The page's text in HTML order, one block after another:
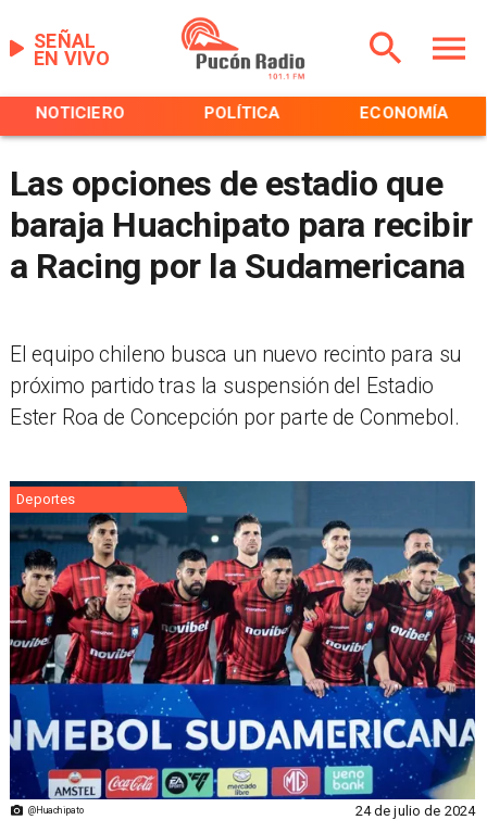
EN VIVO
SEÑAL
NOTICIERO POLÍTICA ECONOMÍA
Las opciones de estadio que
baraja Huachipato para recibir
a Racing por la Sudamericana
​El equipo chileno busca un nuevo recinto para su
próximo partido tras la suspensión del Estadio
Ester Roa de Concepción por parte de Conmebol.
@Huachipato
Deportes
24 de julio de 2024